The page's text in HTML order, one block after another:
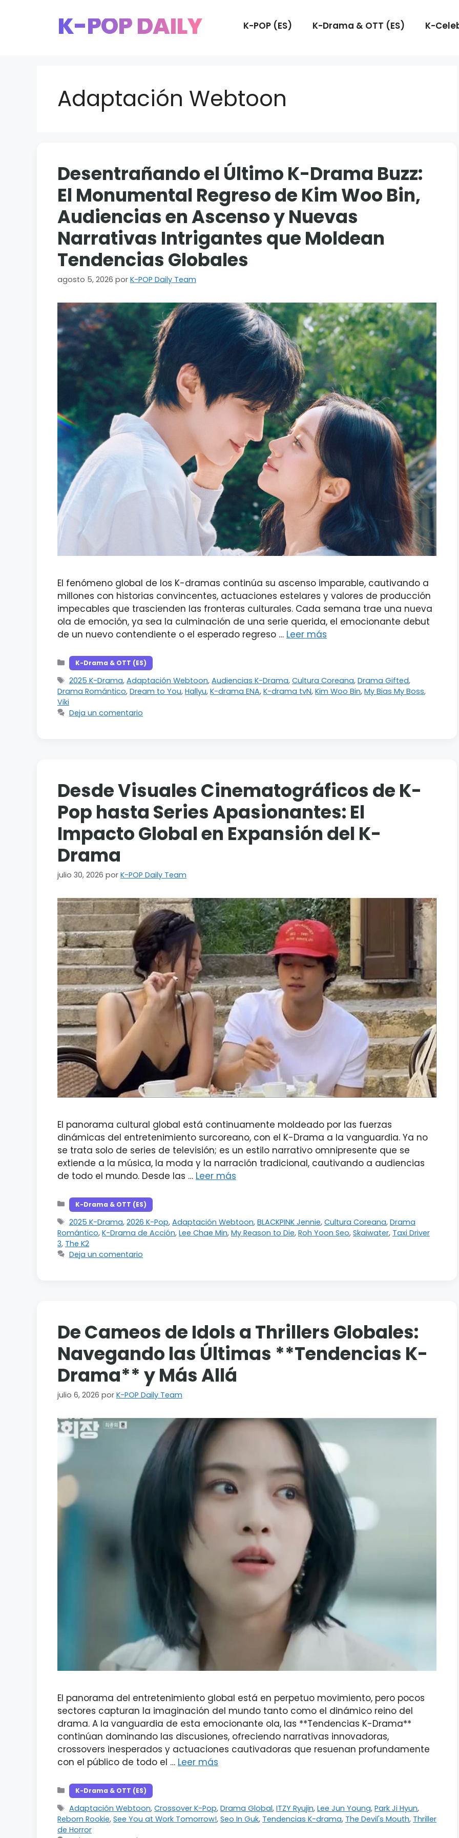
K-POP DAILY K-POP (ES) K-Drama & OTT (ES) K-
Adaptación Webtoon
Desentrañando el Último K-Drama Buzz:
El Monumental Regreso de Kim Woo Bin,
Audiencias en Ascenso y Nuevas
Narrativas Intrigantes que Moldean
Tendencias Globales
agosto 5, 2026 por K-POP Daily Team
El fenómeno global de los K-dramas continúa su ascenso imparable, cautivando a
millones con historias convincentes, actuaciones estelares y valores de producción
impecables que trascienden las fronteras culturales. Cada semana trae una nueva
ola de emoción, ya sea la culminación de una serie querida, el emocionante debut
de un nuevo contendiente o el esperado regreso … Leer más
Categorías
K-Drama & OTT (ES)
Etiquetas
2025 K-Drama,Adaptación Webtoon,Audiencias K-Drama,Cultura Coreana,Drama Gifted,
Drama Romántico, Dream to You, Hallyu, K-drama ENA, K-drama tvN, Kim Woo Bin, My Bias My Boss,
Viki
Deja un comentario
Desde Visuales Cinematográficos de K-
Pop hasta Series Apasionantes: El
Impacto Global en Expansión del K-
Drama
julio 30, 2026 por K-POP Daily Team
El panorama cultural global está continuamente moldeado por las fuerzas
dinámicas del entretenimiento surcoreano, con el K-Drama a la vanguardia. Ya no
se trata solo de series de televisión; es un estilo narrativo omnipresente que se
extiende a la música, la moda y la narración tradicional, cautivando a audiencias
de todo el mundo. Desde las … Leer más
Categorías
K-Drama & OTT (ES)
Etiquetas
2025 K-Drama,2026 K-Pop,Adaptación Webtoon,BLACKPINK Jennie,Cultura Coreana,Drama
Romántico, K-Drama de Acción, Lee Chae Min, My Reason to Die, Roh Yoon Seo, Skaiwater, Taxi Driver
3, The K2
Deja un comentario
De Cameos de Idols a Thrillers Globales:
Navegando las Últimas **Tendencias K-
Drama** y Más Allá
julio 6, 2026 por K-POP Daily Team
El panorama del entretenimiento global está en perpetuo movimiento, pero pocos
sectores capturan la imaginación del mundo tanto como el dinámico reino del
drama. A la vanguardia de esta emocionante ola, las **Tendencias K-Drama**
continúan dominando las discusiones, ofreciendo narrativas innovadoras,
crossovers inesperados y actuaciones cautivadoras que resuenan profundamente
con el público de todo el … Leer más
Categorías
K-Drama & OTT (ES)
Etiquetas
Adaptación Webtoon,Crossover K-Pop,Drama Global,ITZY Ryujin,Lee Jun Young,Park Ji Hyun,
Reborn Rookie, See You at Work Tomorrow!, Seo In Guk, Tendencias K-drama, The Devil's Mouth, Thriller
de Horror